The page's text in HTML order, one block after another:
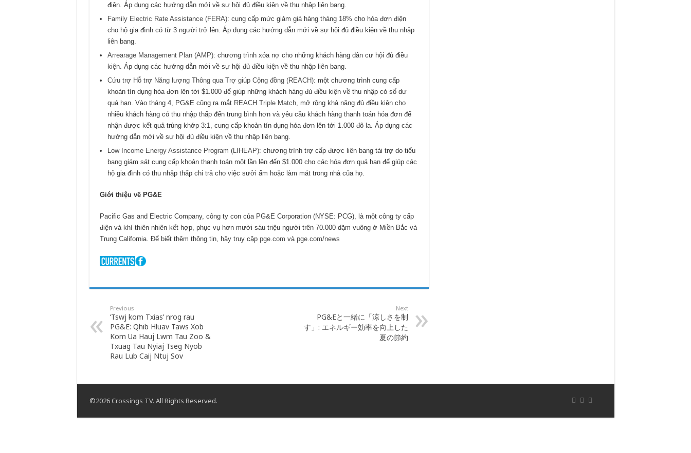
điện. Áp dụng các hướng dẫn mới về sự hội đủ điều kiện về thu nhập liên bang.
Family Electric Rate Assistance (FERA): cung cấp mức giảm giá hàng tháng 18% cho hóa đơn điện
cho hộ gia đình có từ 3 người trở lên. Áp dụng các hướng dẫn mới về sự hội đủ điều kiện về thu nhập
liên bang.
Arrearage Management Plan (AMP): chương trình xóa nợ cho những khách hàng dân cư hội đủ điều
kiện. Áp dụng các hướng dẫn mới về sự hội đủ điều kiện về thu nhập liên bang.
Cứu trợ Hỗ trợ Năng lượng Thông qua Trợ giúp Cộng đồng (REACH): một chương trình cung cấp
khoản tín dụng hóa đơn lên tới $1.000 để giúp những khách hàng đủ điều kiện về thu nhập có số dư
quá hạn. Vào tháng 4, PG&E cũng ra mắt REACH Triple Match, mở rộng khả năng đủ điều kiện cho
nhiều khách hàng có thu nhập thấp đến trung bình hơn và yêu cầu khách hàng thanh toán hóa đơn để
nhận được kết quả trùng khớp 3:1, cung cấp khoản tín dụng hóa đơn lên tới 1.000 đô la. Áp dụng các
hướng dẫn mới về sự hội đủ điều kiện về thu nhập liên bang.
Low Income Energy Assistance Program (LIHEAP): chương trình trợ cấp được liên bang tài trợ do tiểu
bang giám sát cung cấp khoản thanh toán một lần lên đến $1.000 cho các hóa đơn quá hạn để giúp các
hộ gia đình có thu nhập thấp chi trả cho việc sưởi ấm hoặc làm mát trong nhà của họ.
Giới thiệu về PG&E
Pacific Gas and Electric Company, công ty con của PG&E Corporation (NYSE: PCG), là một công ty cấp
điện và khí thiên nhiên kết hợp, phục vụ hơn mười sáu triệu người trên 70.000 dặm vuông ở Miền Bắc và
Trung California. Để biết thêm thông tin, hãy truy cập pge.com và pge.com/news
Previous
‘Tswj kom Txias’ nrog rau
PG&E: Qhib Hluav Taws Xob
Kom Ua Hauj Lwm Tau Zoo &
Txuag Tau Nyiaj Tseg Nyob
Rau Lub Caij Ntuj Sov
Next
PG&Eと一緒に「涼しさを制
す」: エネルギー効率を向上した
夏の節約
©2026 Crossings TV. All Rights Reserved.